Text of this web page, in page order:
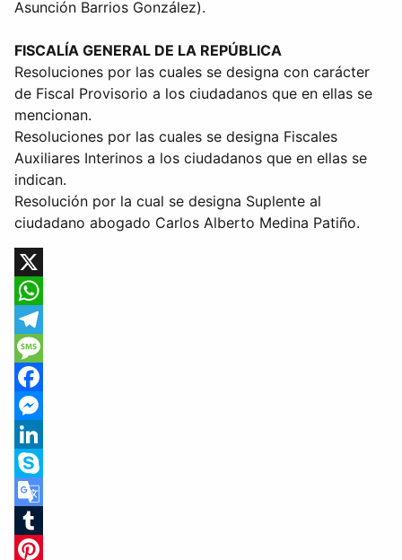
Asunción Barrios González).
FISCALÍA GENERAL DE LA REPÚBLICA
Resoluciones por las cuales se designa con carácter
de Fiscal Provisorio a los ciudadanos que en ellas se
mencionan.
Resoluciones por las cuales se designa Fiscales
Auxiliares Interinos a los ciudadanos que en ellas se
indican.
Resolución por la cual se designa Suplente al
ciudadano abogado Carlos Alberto Medina Patiño.
X
WhatsApp
Telegram
Message
Facebook
Messenger
LinkedIn
Skype
Google
Translate
Tumblr